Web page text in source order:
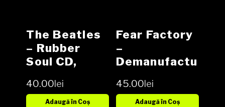
The Beatles
– Rubber
Soul CD,
Reissue,
40.00lei
Adaugă în Coș
Fear Factory
–
Demanufactu
Blue Disc
45.00lei
Adaugă în Coș